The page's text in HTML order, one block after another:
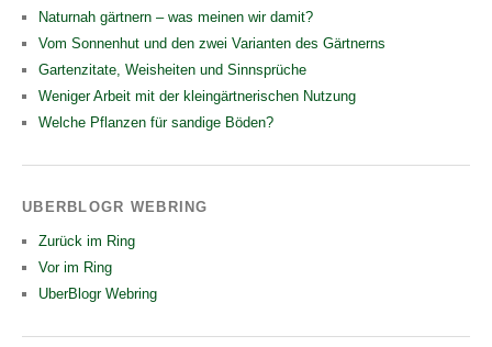
Naturnah gärtnern – was meinen wir damit?
Vom Sonnenhut und den zwei Varianten des Gärtnerns
Gartenzitate, Weisheiten und Sinnsprüche
Weniger Arbeit mit der kleingärtnerischen Nutzung
Welche Pflanzen für sandige Böden?
UBERBLOGR WEBRING
Zurück im Ring
Vor im Ring
UberBlogr Webring